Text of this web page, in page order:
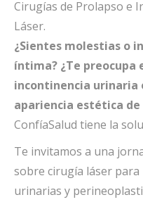
Cirugías de Prolapso e
Láser.
¿Sientes molestias o
íntima? ¿Te preocupa
incontinencia urinaria
apariencia estética
ConfíaSalud tiene la
Te invitamos a una
sobre cirugía láser
urinarias y